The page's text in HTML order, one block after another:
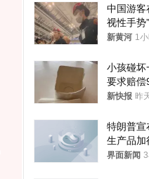
中国游客
视性手势
调查，对
新黄河 1
小孩碰坏
要求赔偿
酒店房客
新快报 昨
特朗普宣
生产品加
界面新闻